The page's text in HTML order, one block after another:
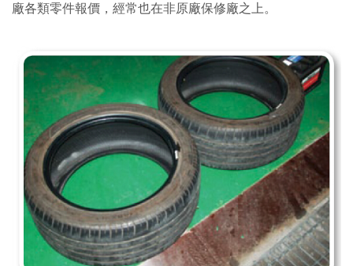
廠各類零件報價，經常也在非原廠保修廠之上。